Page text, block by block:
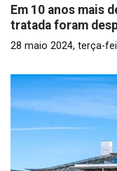
Em 10 anos mais
tratada foram
28 maio 2024, terça-